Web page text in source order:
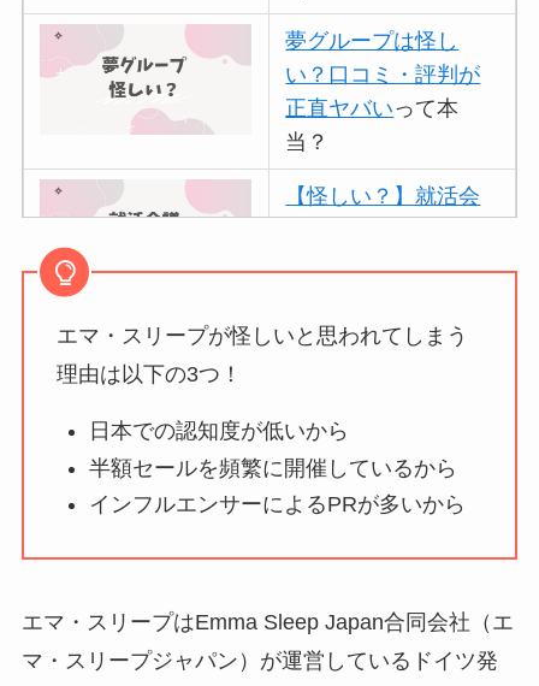
夢グループは怪し
い？口コミ・評判が
正直ヤバいって本
当？
【怪しい？】就活会
アトムクリニックは
本当？
【怪しい？】帝国デ
ミ・評判は実際ど
【怪しい？】セルプ
エマ・スリープが怪しいと思われてしまう
理由は以下の3つ！
日本での認知度が低いから
半額セールを頻繁に開催しているから
インフルエンサーによるPRが多いから
エマ・スリープはEmma Sleep Japan合同会社（エ
マ・スリープジャパン）が運営しているドイツ発